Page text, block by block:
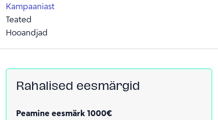
Kampaaniast
Teated
Hooandjad
Rahalised eesmärgid
Peamine eesmärk 1000€